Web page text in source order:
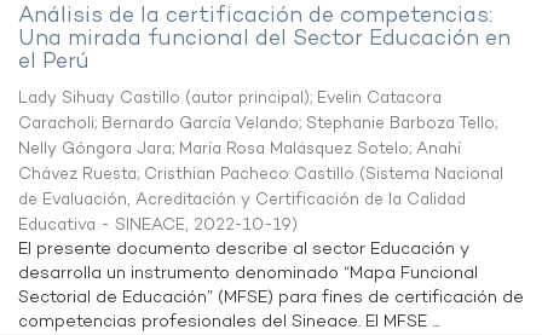
Análisis de la certificación de competencias:
Una mirada funcional del Sector Educación en
el Perú
Lady Sihuay Castillo (autor principal); Evelin Catacora
Caracholi; Bernardo García Velando; Stephanie Barboza Tello;
Nelly Góngora Jara; María Rosa Malásquez Sotelo; Anahí
Chávez Ruesta; Cristhian Pacheco Castillo (Sistema Nacional
de Evaluación, Acreditación y Certificación de la Calidad
Educativa - SINEACE, 2022-10-19)
El presente documento describe al sector Educación y
desarrolla un instrumento denominado “Mapa Funcional
Sectorial de Educación” (MFSE) para fines de certificación de
competencias profesionales del Sineace. El MFSE ...